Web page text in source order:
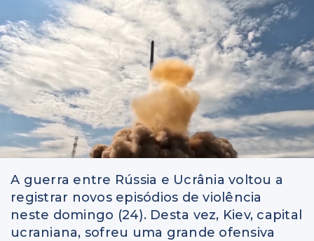
A guerra entre Rússia e Ucrânia voltou a
registrar novos episódios de violência
neste domingo (24). Desta vez, Kiev, capital
ucraniana, sofreu uma grande ofensiva